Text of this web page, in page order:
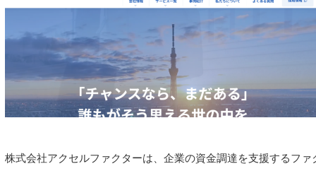
株式会社アクセルファクターは、企業の資金調達を支援するフ